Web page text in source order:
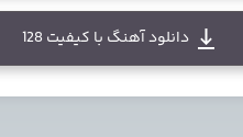
دانلود آهنگ با کیفیت 128